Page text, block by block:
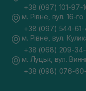
+38 (097) 101-97-
м. Рівне, вул. 16-
+38 (097) 544-
м. Рівне, вул.
+38 (068) 209-
м. Луцьк, вул.
+38 (098) 076-